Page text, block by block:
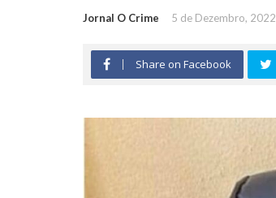
Jornal O Crime 5 de Dezembro, 2022
Share on Facebook